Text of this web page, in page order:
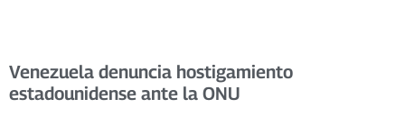
Venezuela denuncia hostigamiento
estadounidense ante la ONU